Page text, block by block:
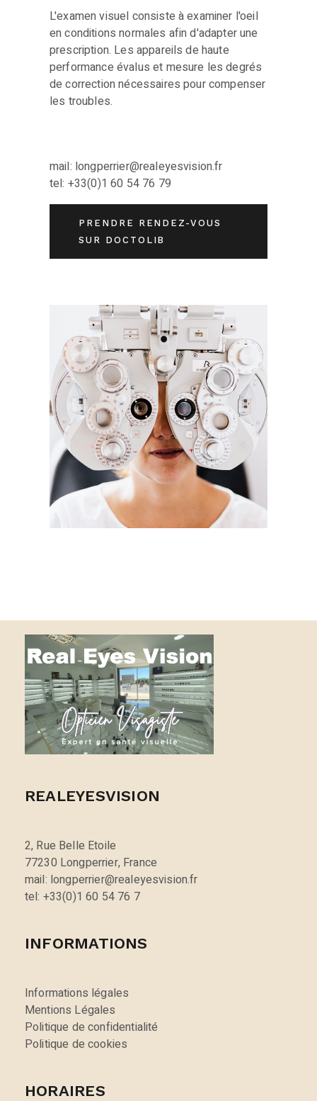
L'examen visuel consiste à examiner l'oeil
en conditions normales afin d'adapter une
prescription. Les appareils de haute
performance évalus et mesure les degrés
de correction nécessaires pour compenser
les troubles.
mail: longperrier@realeyesvision.fr
tel: +33(0)1 60 54 76 79
PRENDRE RENDEZ-VOUS
SUR DOCTOLIB
REALEYESVISION
2, Rue Belle Etoile
77230 Longperrier, France
mail: longperrier@realeyesvision.fr
tel: +33(0)1 60 54 76 7
INFORMATIONS
Informations légales
Mentions Légales
Politique de confidentialité
Politique de cookies
HORAIRES